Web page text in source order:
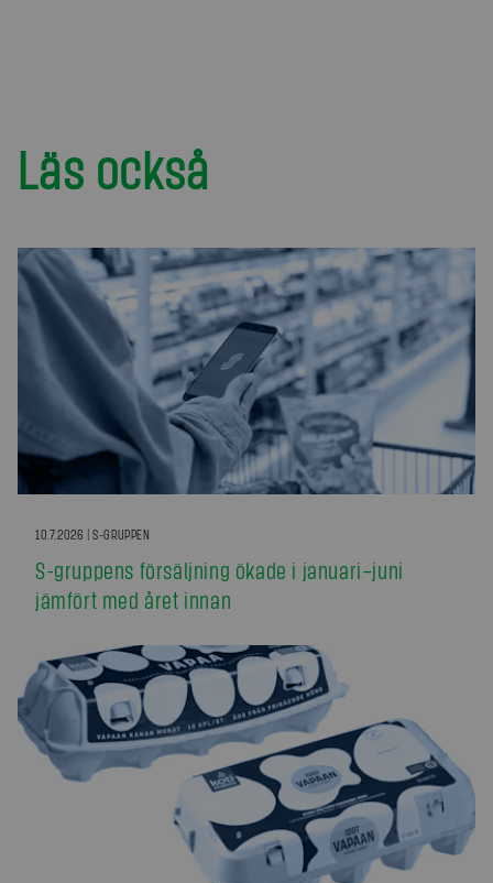
Läs också
10.7.2026 | S-GRUPPEN
S-gruppens försäljning ökade i januari–juni
jämfört med året innan